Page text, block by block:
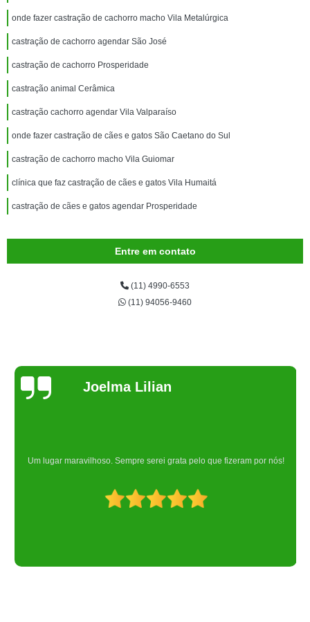
onde fazer castração de cachorro macho Vila Metalúrgica
castração de cachorro agendar São José
castração de cachorro Prosperidade
castração animal Cerâmica
castração cachorro agendar Vila Valparaíso
onde fazer castração de cães e gatos São Caetano do Sul
castração de cachorro macho Vila Guiomar
clínica que faz castração de cães e gatos Vila Humaitá
castração de cães e gatos agendar Prosperidade
Entre em contato
(11) 4990-6553
(11) 94056-9460
Joelma Lilian
Um lugar maravilhoso. Sempre serei grata pelo que fizeram por nós!